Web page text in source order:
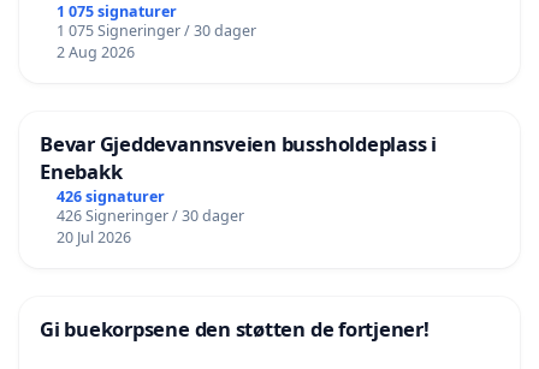
1 075 signaturer
1 075 Signeringer / 30 dager
2 Aug 2026
Bevar Gjeddevannsveien bussholdeplass i
Enebakk
426 signaturer
426 Signeringer / 30 dager
20 Jul 2026
Gi buekorpsene den støtten de fortjener!